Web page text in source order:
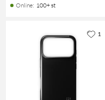
Online: 100+ st
1